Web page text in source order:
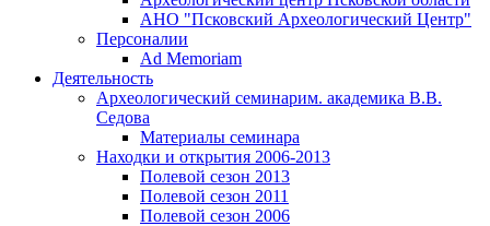
АНО "Псковский Археологический Центр"
Персоналии
Ad Memoriam
Деятельность
Археологический семинарим. академика В.В.
Седова
Материалы семинара
Находки и открытия 2006-2013
Полевой сезон 2013
Полевой сезон 2011
Полевой сезон 2006